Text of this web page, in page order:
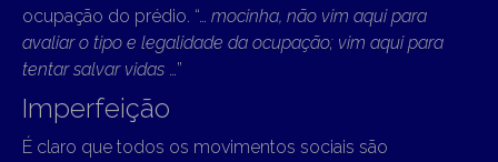
ocupação do prédio. “… mocinha, não vim aqui para
avaliar o tipo e legalidade da ocupação; vim aqui para
tentar salvar vidas …”
Imperfeição
É claro que todos os movimentos sociais são